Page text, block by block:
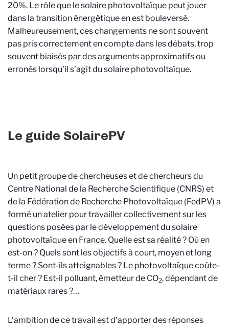
20%. Le rôle que le solaire photovoltaïque peut jouer
dans la transition énergétique en est bouleversé.
Malheureusement, ces changements ne sont souvent
pas pris correctement en compte dans les débats, trop
souvent biaisés par des arguments approximatifs ou
erronés lorsqu’il s’agit du solaire photovoltaïque.
Le guide SolairePV
Un petit groupe de chercheuses et de chercheurs du
Centre National de la Recherche Scientifique (CNRS) et
de la Fédération de Recherche Photovoltaïque (FedPV) a
formé un atelier pour travailler collectivement sur les
questions posées par le développement du solaire
photovoltaïque en France. Quelle est sa réalité ? Où en
est-on ? Quels sont les objectifs à court, moyen et long
terme ? Sont-ils atteignables ? Le photovoltaïque coûte-
t-il cher ? Est-il polluant, émetteur de CO2, dépendant de
matériaux rares ?…
L’ambition de ce travail est d’apporter des réponses